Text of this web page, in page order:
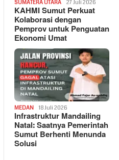
SUMATERA UTARA 27 Juli 2026
KAHMI Sumut Perkuat
Kolaborasi dengan
Pemprov untuk Penguatan
Ekonomi Umat
MEDAN 18 Juli 2026
Infrastruktur Mandailing
Natal: Saatnya Pemerintah
Sumut Berhenti Menunda
Solusi